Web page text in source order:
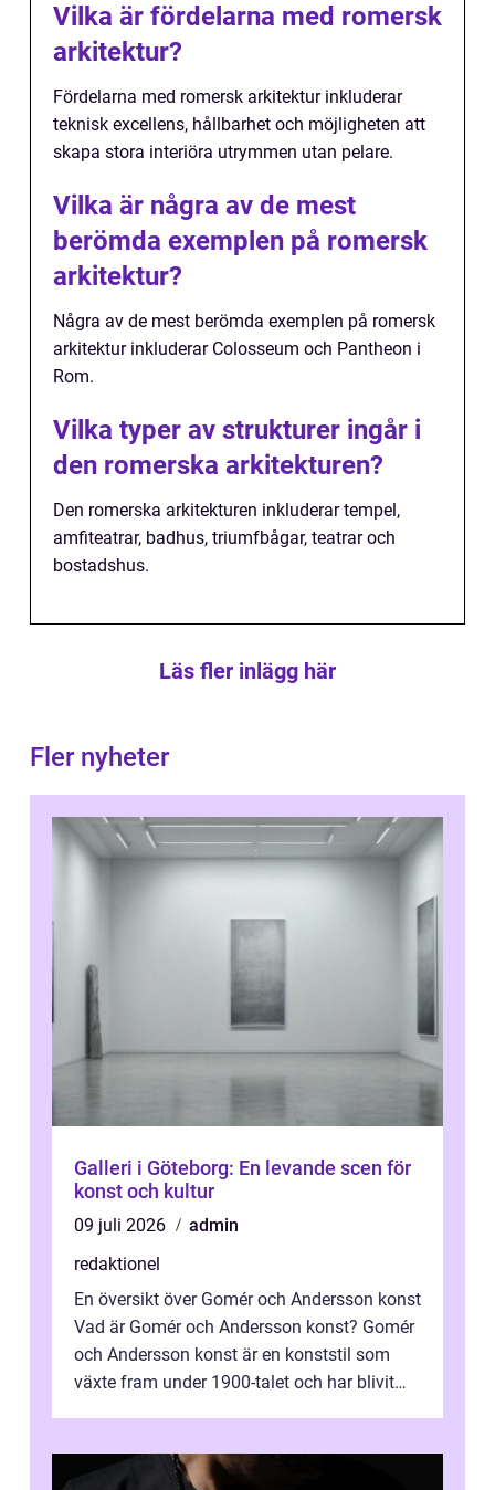
Vilka är fördelarna med romersk
arkitektur?
Fördelarna med romersk arkitektur inkluderar
teknisk excellens, hållbarhet och möjligheten att
skapa stora interiöra utrymmen utan pelare.
Vilka är några av de mest
berömda exemplen på romersk
arkitektur?
Några av de mest berömda exemplen på romersk
arkitektur inkluderar Colosseum och Pantheon i
Rom.
Vilka typer av strukturer ingår i
den romerska arkitekturen?
Den romerska arkitekturen inkluderar tempel,
amfiteatrar, badhus, triumfbågar, teatrar och
bostadshus.
Läs fler inlägg här
Fler nyheter
Galleri i Göteborg: En levande scen för
konst och kultur
09 juli 2026
admin
redaktionel
En översikt över Gomér och Andersson konst
Vad är Gomér och Andersson konst? Gomér
och Andersson konst är en konststil som
växte fram under 1900-talet och har blivit